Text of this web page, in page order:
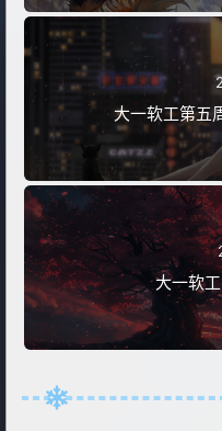
大一软工第五
大一软